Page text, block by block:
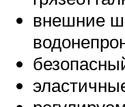
внешние